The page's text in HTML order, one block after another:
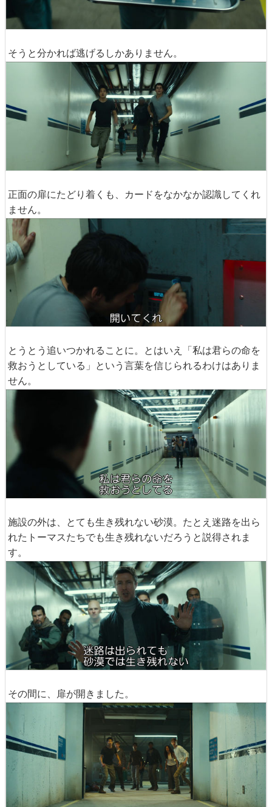
そうと分かれば逃げるしかありません。
正面の扉にたどり着くも、カードをなかなか認識してくれ
ません。
とうとう追いつかれることに。とはいえ「私は君らの命を
救おうとしている」という言葉を信じられるわけはありま
せん。
施設の外は、とても生き残れない砂漠。たとえ迷路を出ら
れたトーマスたちでも生き残れないだろうと説得されま
す。
その間に、扉が開きました。